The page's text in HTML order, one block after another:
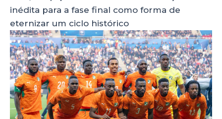
inédita para a fase final como forma de
eternizar um ciclo histórico